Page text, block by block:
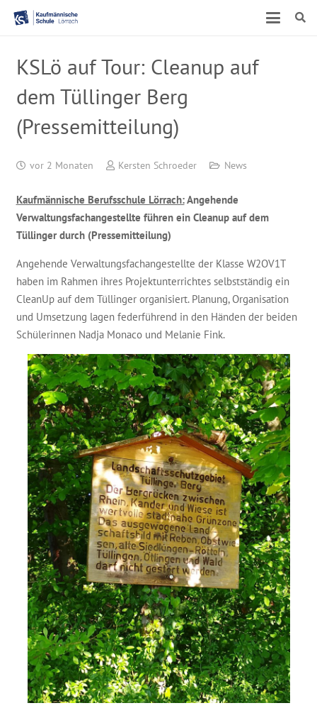
KSLö auf Tour: Cleanup auf
dem Tüllinger Berg
(Pressemitteilung)
vor 2 Monaten Kersten Schroeder News
Kaufmännische Berufsschule Lörrach:Angehende
Verwaltungsfachangestellte führen ein Cleanup auf dem
Tüllinger durch (Pressemitteilung)
Angehende Verwaltungsfachangestellte der Klasse W2OV1T
haben im Rahmen ihres Projektunterrichtes selbstständig ein
CleanUp auf dem Tüllinger organisiert. Planung, Organisation
und Umsetzung lagen federführend in den Händen der beiden
Schülerinnen Nadja Monaco und Melanie Fink.